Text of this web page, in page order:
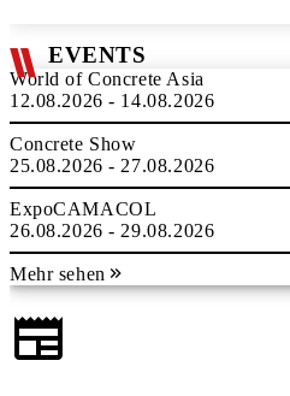
EVENTS
World of Concrete Asia
12.08.2026 - 14.08.2026
Concrete Show
25.08.2026 - 27.08.2026
ExpoCAMACOL
26.08.2026 - 29.08.2026
Mehr sehen